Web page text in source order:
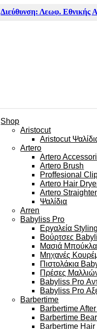
Διεύθυνση: Λεωφ. Εθνικής
Shop
Aristocut
Aristocut
Artero
Artero
Artero Brush
Proffesional
Artero Hair
Artero
Ψαλίδια
Arren
Babyliss Pro
Εργαλεία Styling
Βούρτσες
Μασιά
Μηχανές
Πιστολάκια
Πρέσες
Babyliss Pro
Babyliss Pro
Barbertime
Barbertime
Barbertime
Barbertime Hair